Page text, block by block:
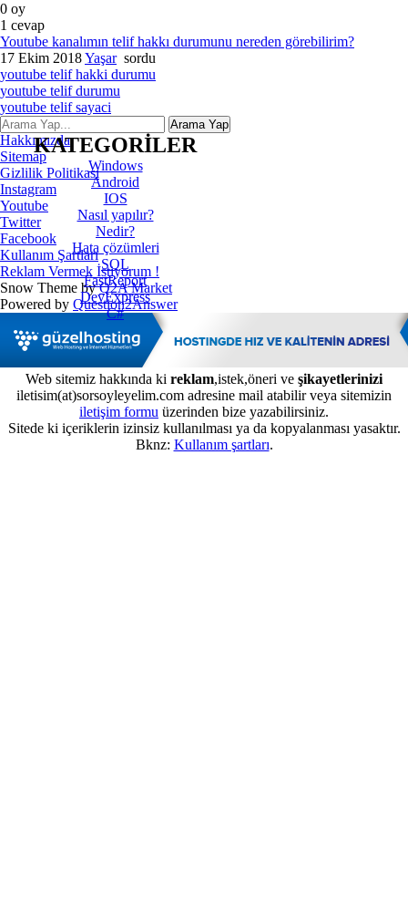
0 oy
1 cevap
Youtube kanalımın telif hakkı durumunu nereden görebilirim?
17 Ekim 2018Yaşar sordu
youtube telif hakki durumu
youtube telif durumu
youtube telif sayaci
KATEGORİLER
Windows
Android
IOS
Nasıl yapılır?
Nedir?
Hata çözümleri
SQL
FastReport
DevExpress
C#
İletişim
Hakkımızda
Sitemap
Gizlilik Politikası
Instagram
Youtube
Twitter
Facebook
Kullanım Şartları
Reklam Vermek İstiyorum !
Snow Theme byQ2A Market
Powered by Question2Answer
Web sitemiz hakkında ki reklam,istek,öneri ve şikayetlerinizi
iletisim(at)sorsoyleyelim.com adresine mail atabilir veya sitemizin
iletişim formu üzerinden bize yazabilirsiniz.
Sitede ki içeriklerin izinsiz kullanılması ya da kopyalanması yasaktır.
Bknz: Kullanım şartları.